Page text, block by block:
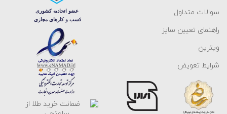
سوالات متداول
راهنمای تعیین سایز
ویترین
شرایط تعویض